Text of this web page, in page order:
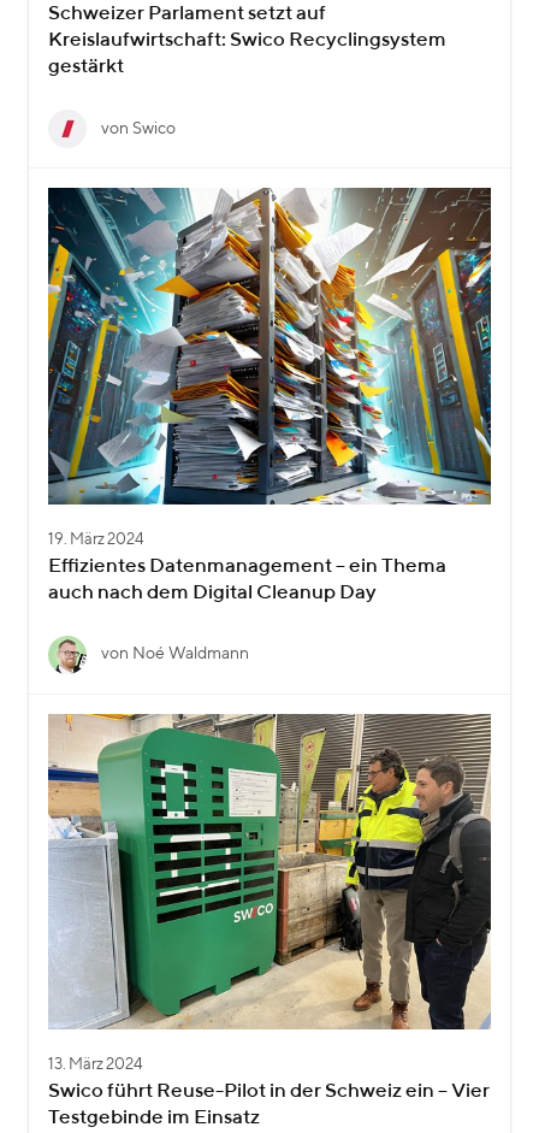
Schweizer Parlament setzt auf
Kreislaufwirtschaft: Swico Recyclingsystem
gestärkt
von Swico
19. März 2024
Effizientes Datenmanagement – ein Thema
auch nach dem Digital Cleanup Day
von Noé Waldmann
13. März 2024
Swico führt Reuse-Pilot in der Schweiz ein – Vier
Testgebinde im Einsatz